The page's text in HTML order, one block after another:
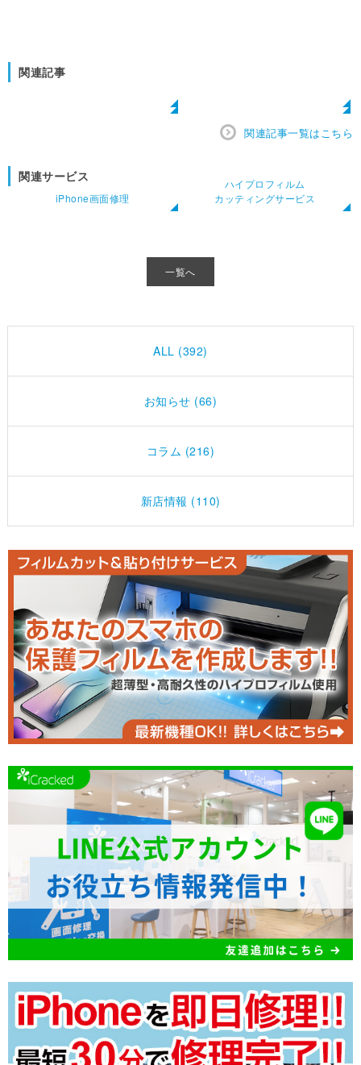
関連記事
関連記事一覧はこちら
関連サービス
iPhone画面修理
ハイプロフィルム
カッティングサービス
一覧へ
ALL (392)
お知らせ (66)
コラム (216)
新店情報 (110)